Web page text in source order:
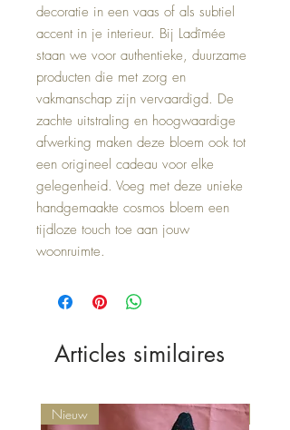
decoratie in een vaas of als subtiel
accent in je interieur. Bij Ladîmée
staan we voor authentieke, duurzame
producten die met zorg en
vakmanschap zijn vervaardigd. De
zachte uitstraling en hoogwaardige
afwerking maken deze bloem ook tot
een origineel cadeau voor elke
gelegenheid. Voeg met deze unieke
handgemaakte cosmos bloem een
tijdloze touch toe aan jouw
woonruimte.
Articles similaires
Nieuw